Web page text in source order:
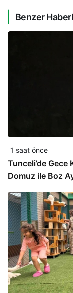
Benzer
1 saat önce
Tunceli’de Gece
Domuz ile Boz